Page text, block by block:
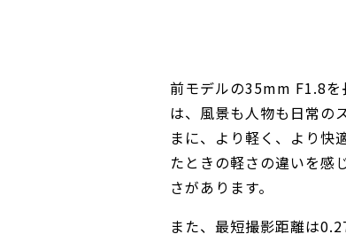
前モデルの35mm F1.8を
は、風景も人物も日常の
まに、より軽く、より快
たときの軽さの違いを感
さがあります。
また、最短撮影距離は